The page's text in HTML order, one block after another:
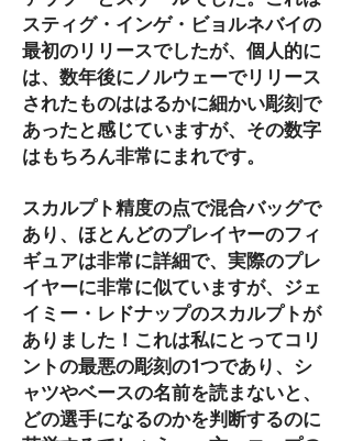
スティグ・インゲ・ビョルネバイの
最初のリリースでしたが、個人的に
は、数年後にノルウェーでリリース
されたものははるかに細かい彫刻で
あったと感じていますが、その数字
はもちろん非常にまれです。
スカルプト精度の点で混合バッグで
あり、ほとんどのプレイヤーのフィ
ギュアは非常に詳細で、実際のプレ
イヤーに非常に似ていますが、ジェ
イミー・レドナップのスカルプトが
ありました！これは私にとってコリ
ントの最悪の彫刻の1つであり、シ
ャツやベースの名前を読まないと、
どの選手になるのかを判断するのに